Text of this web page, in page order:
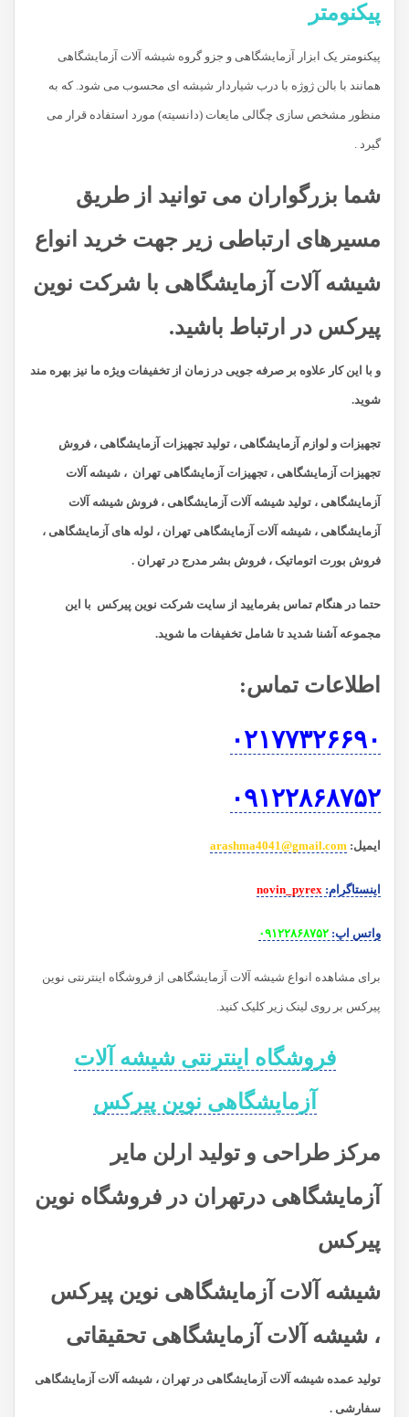
پیکنومتر
پیکنومتر یک ابزار آزمایشگاهی و جزو گروه شیشه آلات آزمایشگاهی
همانند با بالن ژوژه با درب شیاردار شیشه ای محسوب می شود. که به
منظور مشخص سازی چگالی مایعات (دانسیته) مورد استفاده قرار می
گیرد .
شما بزرگواران می توانید از طریق
مسیرهای ارتباطی زیر جهت خرید انواع
شیشه آلات آزمایشگاهی با شرکت نوین
پیرکس در ارتباط باشید.
و با این کار علاوه بر صرفه جویی در زمان از تخفیفات ویژه ما نیز بهره مند
شوید.
تجهیزات و لوازم آزمایشگاهی ، تولید تجهیزات آزمایشگاهی ، فروش
تجهیزات آزمایشگاهی ، تجهیزات آزمایشگاهی تهران ، شیشه آلات
آزمایشگاهی ، تولید شیشه آلات آزمایشگاهی ، فروش شیشه آلات
آزمایشگاهی ، شیشه آلات آزمایشگاهی تهران ، لوله های آزمایشگاهی ،
فروش بورت اتوماتیک ، فروش بشر مدرج در تهران .
حتما در هنگام تماس بفرمایید از سایت شرکت نوین پیرکس با این
مجموعه آشنا شدید تا شامل تخفیفات ما شوید.
اطلاعات تماس:
۰۲۱۷۷۳۲۶۶۹۰
۰۹۱۲۲۸۶۸۷۵۲
ایمیل:
arashma4041@gmail.com
اینستاگرام:
novin_pyrex
واتس اپ: ۰۹۱۲۲۸۶۸۷۵۲
برای مشاهده انواع شیشه آلات آزمایشگاهی از فروشگاه اینترنتی نوین
پیرکس بر روی لینک زیر کلیک کنید.
فروشگاه اینترنتی شیشه آلات
آزمایشگاهی نوین پیرکس
مرکز طراحی و تولید ارلن مایر
آزمایشگاهی درتهران در فروشگاه نوین
پیرکس
شیشه آلات آزمایشگاهی نوین پیرکس
، شیشه آلات آزمایشگاهی تحقیقاتی
تولید عمده شیشه آلات آزمایشگاهی در تهران ، شیشه آلات آزمایشگاهی
سفارشی .